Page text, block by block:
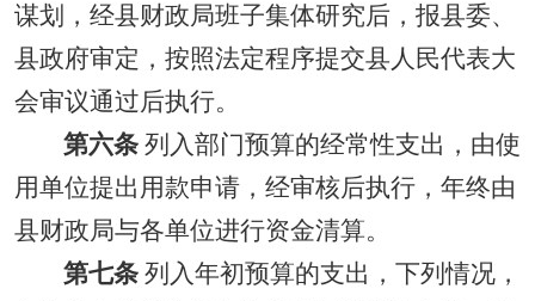
谋划，经县财政局班子集体研究后，报县委、
县政府审定，按照法定程序提交县人民代表大
会审议通过后执行。
第六条列入部门预算的经常性支出，由使
用单位提出用款申请，经审核后执行，年终由
县财政局与各单位进行资金清算。
第七条列入年初预算的支出，下列情况，